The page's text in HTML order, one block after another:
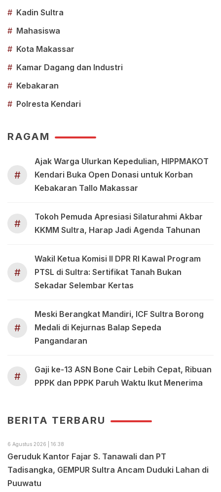
# Kadin Sultra
# Mahasiswa
# Kota Makassar
# Kamar Dagang dan Industri
# Kebakaran
# Polresta Kendari
RAGAM
#
Ajak Warga Ulurkan Kepedulian, HIPPMAKOT
Kendari Buka Open Donasi untuk Korban
Kebakaran Tallo Makassar
#
Tokoh Pemuda Apresiasi Silaturahmi Akbar
KKMM Sultra, Harap Jadi Agenda Tahunan
#
Wakil Ketua Komisi II DPR RI Kawal Program
PTSL di Sultra: Sertifikat Tanah Bukan
Sekadar Selembar Kertas
#
Meski Berangkat Mandiri, ICF Sultra Borong
Medali di Kejurnas Balap Sepeda
Pangandaran
#
Gaji ke-13 ASN Bone Cair Lebih Cepat, Ribuan
PPPK dan PPPK Paruh Waktu Ikut Menerima
BERITA TERBARU
6 Agustus 2026 | 16:38
Geruduk Kantor Fajar S. Tanawali dan PT
Tadisangka, GEMPUR Sultra Ancam Duduki Lahan di
Puuwatu